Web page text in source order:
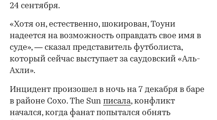
24 сентября.
«Хотя он, естественно, шокирован, Тоуни
надеется на возможность оправдать свое имя в
суде», — сказал представитель футболиста,
который сейчас выступает за саудовский «Аль-
Ахли».
Инцидент произошел в ночь на 7 декабря в баре
в районе Сохо. The Sun писала, конфликт
начался, когда фанат попытался обнять